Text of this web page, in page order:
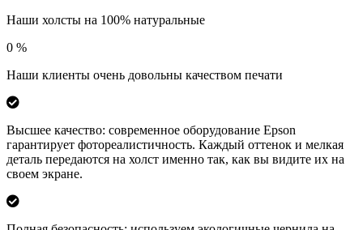
Наши холсты на 100% натуральные
0 %
Наши клиенты очень довольны качеством печати
Высшее качество: современное оборудование Epson
гарантирует фотореалистичность. Каждый оттенок и мелкая
деталь передаются на холст именно так, как вы видите их на
своем экране.